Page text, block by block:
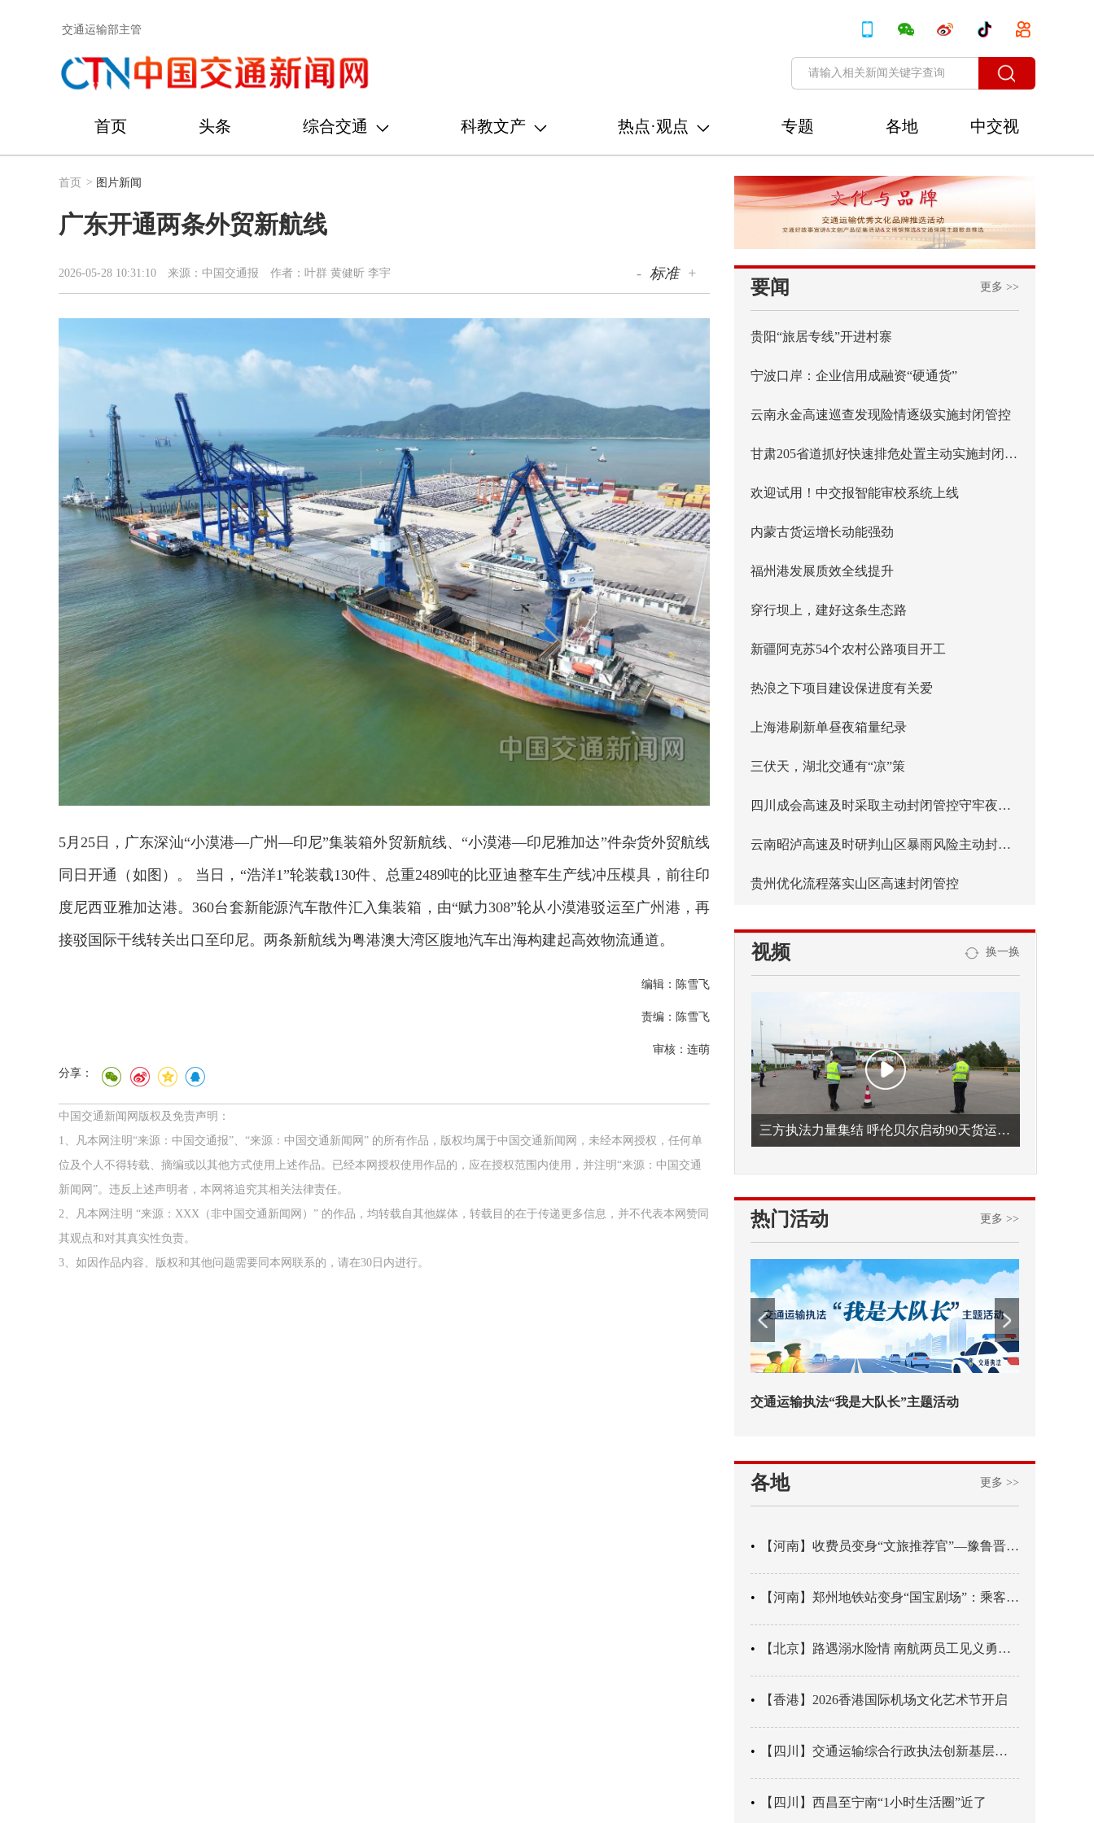
交通运输部主管
首页 头条 综合交通 科教文产 热点·观点 专题 各地
中交视
讯
首页 > 图片新闻
广东开通两条外贸新航线
2026-05-28 10:31:10 来源：中国交通报 作者：叶群 黄健昕 李宇 - 标准 +
5月25日，广东深汕“小漠港—广州—印尼”集装箱外贸新航线、“小漠港—印尼雅加达”件杂货外贸航线
同日开通（如图）。 当日，“浩洋1”轮装载130件、总重2489吨的比亚迪整车生产线冲压模具，前往印
度尼西亚雅加达港。360台套新能源汽车散件汇入集装箱，由“赋力308”轮从小漠港驳运至广州港，再
接驳国际干线转关出口至印尼。两条新航线为粤港澳大湾区腹地汽车出海构建起高效物流通道。
编辑：陈雪飞
责编：陈雪飞
审核：连萌
分享：
中国交通新闻网版权及免责声明：
1、凡本网注明“来源：中国交通报”、“来源：中国交通新闻网” 的所有作品，版权均属于中国交通新闻网，未经本网授权，任何单
位及个人不得转载、摘编或以其他方式使用上述作品。已经本网授权使用作品的，应在授权范围内使用，并注明“来源：中国交通
新闻网”。违反上述声明者，本网将追究其相关法律责任。
2、凡本网注明 “来源：XXX（非中国交通新闻网）” 的作品，均转载自其他媒体，转载目的在于传递更多信息，并不代表本网赞同
其观点和对其真实性负责。
3、如因作品内容、版权和其他问题需要同本网联系的，请在30日内进行。
要闻 更多 >>
贵阳“旅居专线”开进村寨
宁波口岸：企业信用成融资“硬通货”
云南永金高速巡查发现险情逐级实施封闭管控
甘肃205省道抓好快速排危处置主动实施封闭管控
欢迎试用！中交报智能审校系统上线
内蒙古货运增长动能强劲
福州港发展质效全线提升
穿行坝上，建好这条生态路
新疆阿克苏54个农村公路项目开工
热浪之下项目建设保进度有关爱
上海港刷新单昼夜箱量纪录
三伏天，湖北交通有“凉”策
四川成会高速及时采取主动封闭管控守牢夜间安全防线
云南昭泸高速及时研判山区暴雨风险主动封闭管控
贵州优化流程落实山区高速封闭管控
视频 换一换
三方执法力量集结 呼伦贝尔启动90天货运车辆违法专项整治
热门活动 更多 >>
交通运输执法“我是大队长”主题活动
各地 更多 >>
【河南】收费员变身“文旅推荐官”—豫鲁晋四地市交旅融合让游客一下高速就“入戏”
【河南】郑州地铁站变身“国宝剧场”：乘客刚出车厢，就“入戏”千年
【北京】路遇溺水险情 南航两员工见义勇为科学施救
【香港】2026香港国际机场文化艺术节开启
【四川】交通运输综合行政执法创新基层辖区治理“4+3” 新模式
【四川】西昌至宁南“1小时生活圈”近了